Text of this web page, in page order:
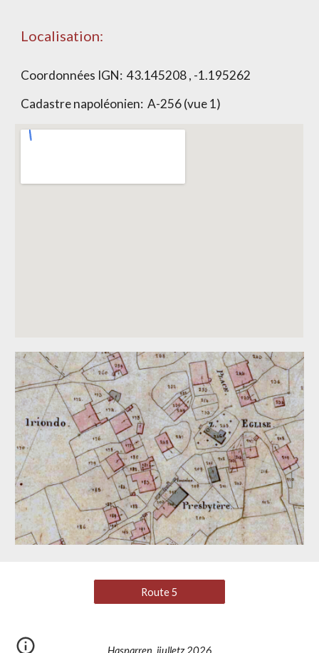
Localisation:
Coordonnées IGN: 43.145208 , -1.195262
Cadastre napoléonien:A-256 (vue 1)
Route 5
Hasparren, jiulletz 2026